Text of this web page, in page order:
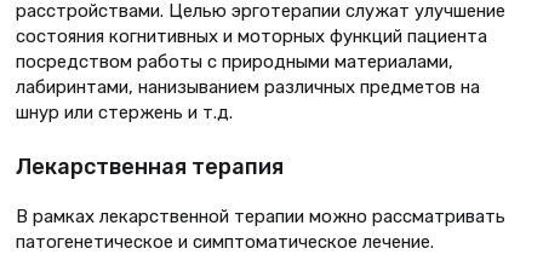
расстройствами. Целью эрготерапии служат улучшение
состояния когнитивных и моторных функций пациента
посредством работы с природными материалами,
лабиринтами, нанизыванием различных предметов на
шнур или стержень и т.д.
Лекарственная терапия
В рамках лекарственной терапии можно рассматривать
патогенетическое и симптоматическое лечение.